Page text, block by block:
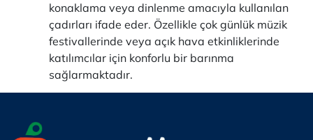
konaklama veya dinlenme amacıyla kullanılan
çadırları ifade eder. Özellikle çok günlük müzik
festivallerinde veya açık hava etkinliklerinde
katılımcılar için konforlu bir barınma
sağlarmaktadır.